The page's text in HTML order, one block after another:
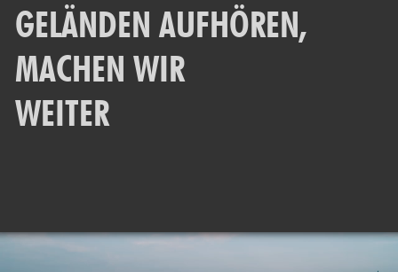
GELÄNDEN AUFHÖREN,
MACHEN WIR
WEITER